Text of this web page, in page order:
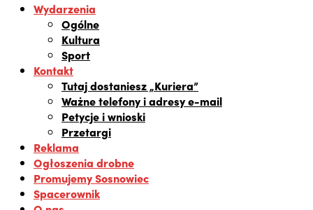
Wydarzenia
Ogólne
Kultura
Sport
Kontakt
Tutaj dostaniesz „Kuriera”
Ważne telefony i adresy e-mail
Petycje i wnioski
Przetargi
Reklama
Ogłoszenia drobne
Promujemy Sosnowiec
Spacerownik